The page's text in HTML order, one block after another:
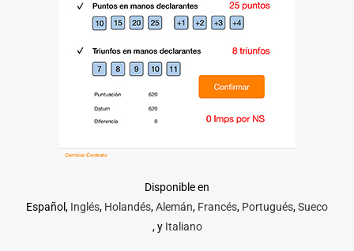
Disponible en
Español, Inglés, Holandés,Alemán, Francés, Portugués,Sueco
, y Italiano